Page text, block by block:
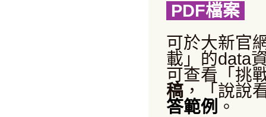
PDF檔案
可於大新官
載」的data
可查看 「挑
稿 ，「說說
答範例 。